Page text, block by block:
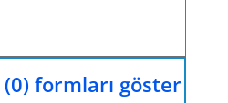
formları göster